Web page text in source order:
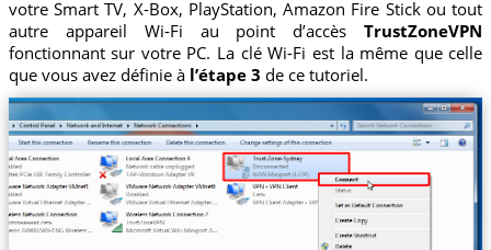
votre Smart TV, X-Box, PlayStation, Amazon Fire Stick ou tout
autre appareil Wi-Fi au point d’accèsTrustZoneVPN
fonctionnant sur votre PC. La clé Wi-Fi est la même que celle
que vous avez définie à l’étape 3 de ce tutoriel.